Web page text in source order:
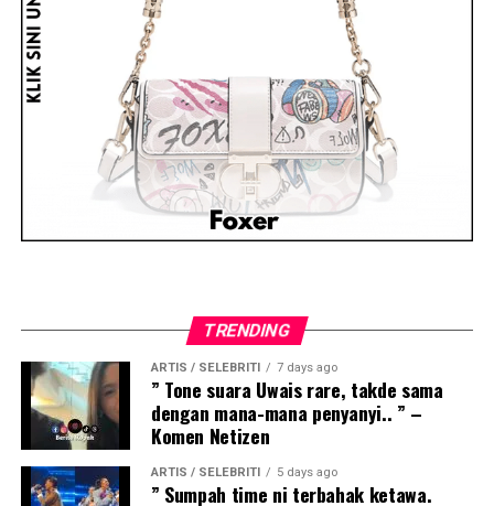
TRENDING
ARTIS / SELEBRITI 7 days ago
” Tone suara Uwais rare, takde sama
dengan mana-mana penyanyi.. ” –
Komen Netizen
ARTIS / SELEBRITI 5 days ago
” Sumpah time ni terbahak ketawa.